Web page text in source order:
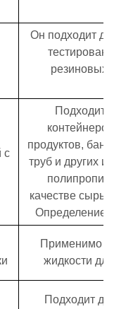
Он подходит
резиновых
с
Подходит
продуктов,
труб и других
качестве
Определение
Применимо
жидкости
Подходит